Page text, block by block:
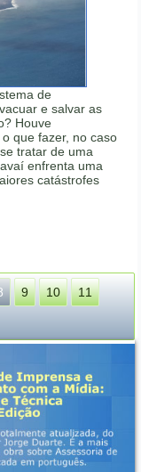
de
e salvar as
Houve
que fazer, no caso
tratar de uma
enfrenta uma
catástrofes
9 10
11